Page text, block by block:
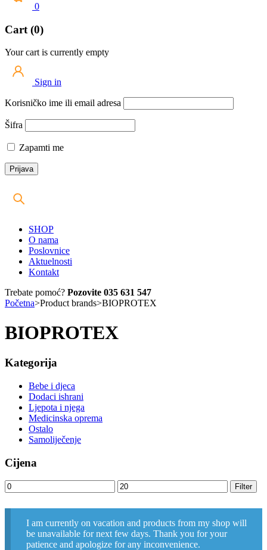
0
Cart (0)
Your cart is currently empty
Sign in
Korisničko ime ili email adresa
Šifra
Zapamti me
SHOP
O nama
Poslovnice
Aktuelnosti
Kontakt
Trebate pomoć? Pozovite 035 631 547
Početna>Product brands>BIOPROTEX
BIOPROTEX
Kategorija
Bebe i djeca
Dodaci ishrani
Ljepota i njega
Medicinska oprema
Ostalo
Samoliječenje
Cijena
Minimalna
cijena
Maksimalna
cijena
Filter
I am currently on vacation and products from my shop will
be unavailable for next few days. Thank you for your
patience and apologize for any inconvenience.